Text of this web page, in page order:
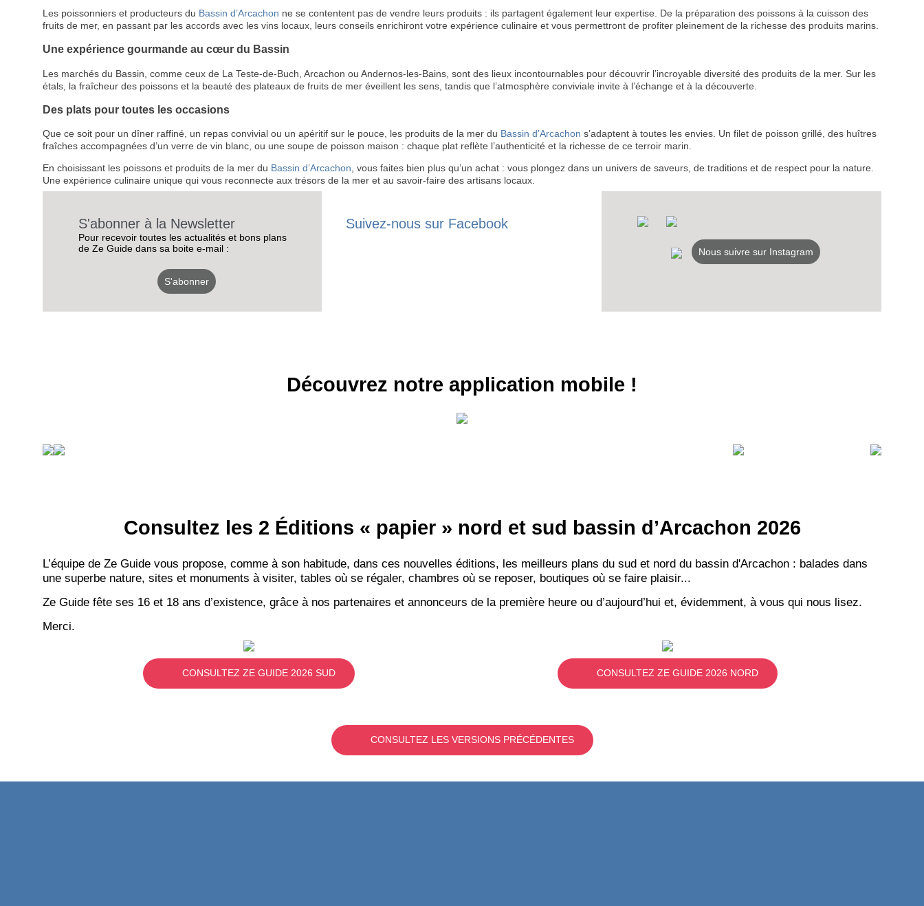
INSCRIPTION NEWSLETTER
Les poissonniers et producteurs du Bassin d’Arcachon ne se contentent pas de vendre leurs produits : ils partagent également leur expertise. De la préparation des poissons à la cuisson des
fruits de mer, en passant par les accords avec les vins locaux, leurs conseils enrichiront votre expérience culinaire et vous permettront de profiter pleinement de la richesse des produits marins.
Une expérience gourmande au cœur du Bassin
Les marchés du Bassin, comme ceux de La Teste-de-Buch, Arcachon ou Andernos-les-Bains, sont des lieux incontournables pour découvrir l’incroyable diversité des produits de la mer. Sur les
étals, la fraîcheur des poissons et la beauté des plateaux de fruits de mer éveillent les sens, tandis que l’atmosphère conviviale invite à l’échange et à la découverte.
Des plats pour toutes les occasions
Que ce soit pour un dîner raffiné, un repas convivial ou un apéritif sur le pouce, les produits de la mer du Bassin d’Arcachon s’adaptent à toutes les envies. Un filet de poisson grillé, des huîtres
fraîches accompagnées d’un verre de vin blanc, ou une soupe de poisson maison : chaque plat reflète l’authenticité et la richesse de ce terroir marin.
En choisissant les poissons et produits de la mer du Bassin d’Arcachon, vous faites bien plus qu’un achat : vous plongez dans un univers de saveurs, de traditions et de respect pour la nature.
Une expérience culinaire unique qui vous reconnecte aux trésors de la mer et au savoir-faire des artisans locaux.
S'abonner à la Newsletter
Pour recevoir toutes les actualités et bons plans
de Ze Guide dans sa boite e-mail :
S'abonner
Suivez-nous sur Facebook
Nous suivre sur Instagram
Découvrez notre application mobile !
Consultez les 2 Éditions « papier » nord et sud bassin d’Arcachon 2026
L’équipe de Ze Guide vous propose, comme à son habitude, dans ces nouvelles éditions, les meilleurs plans du sud et nord du bassin d'Arcachon : balades dans
une superbe nature, sites et monuments à visiter, tables où se régaler, chambres où se reposer, boutiques où se faire plaisir...
Ze Guide fête ses 16 et 18 ans d’existence, grâce à nos partenaires et annonceurs de la première heure ou d’aujourd’hui et, évidemment, à vous qui nous lisez.
Merci.
CONSULTEZ ZE GUIDE 2026 SUD CONSULTEZ ZE GUIDE 2026 NORD
CONSULTEZ LES VERSIONS PRÉCÉDENTES